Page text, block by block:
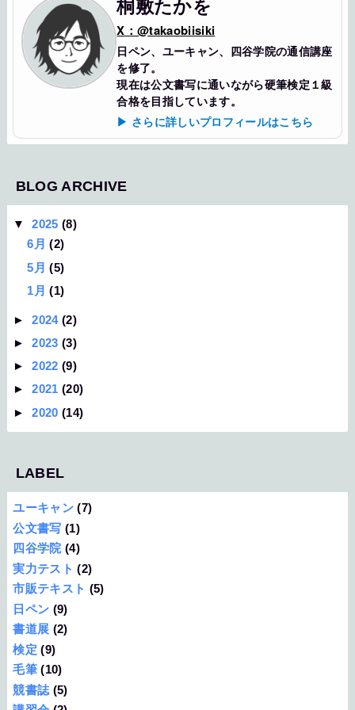
桐敷たかを
X：@takaobiisiki
日ペン、ユーキャン、四谷学院の通信講座
を修了。
現在は公文書写に通いながら硬筆検定１級
合格を目指しています。
▶ さらに詳しいプロフィールはこちら
BLOG ARCHIVE
▼2025(8)
6月(2)
5月(5)
1月(1)
►2024(2)
►2023(3)
►2022(9)
►2021(20)
►2020(14)
LABEL
ユーキャン (7)
公文書写 (1)
四谷学院 (4)
実力テスト (2)
市販テキスト (5)
日ペン (9)
書道展 (2)
検定 (9)
毛筆 (10)
競書誌 (5)